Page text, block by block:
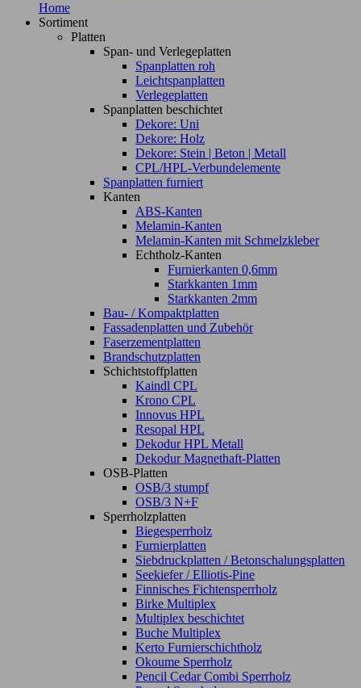
Home
Sortiment
Platten
Span- und Verlegeplatten
Spanplatten roh
Leichtspanplatten
Verlegeplatten
Spanplatten beschichtet
Dekore: Uni
Dekore: Holz
Dekore: Stein | Beton | Metall
CPL/HPL-Verbundelemente
Spanplatten furniert
Kanten
ABS-Kanten
Melamin-Kanten
Melamin-Kanten mit Schmelzkleber
Echtholz-Kanten
Furnierkanten 0,6mm
Starkkanten 1mm
Starkkanten 2mm
Bau- / Kompaktplatten
Fassadenplatten und Zubehör
Faserzementplatten
Brandschutzplatten
Schichtstoffplatten
Kaindl CPL
Krono CPL
Innovus HPL
Resopal HPL
Dekodur HPL Metall
Dekodur Magnethaft-Platten
OSB-Platten
OSB/3 stumpf
OSB/3 N+F
Sperrholzplatten
Biegesperrholz
Furnierplatten
Siebdruckplatten / Betonschalungsplatten
Seekiefer / Elliotis-Pine
Finnisches Fichtensperrholz
Birke Multiplex
Multiplex beschichtet
Buche Multiplex
Kerto Furnierschichtholz
Okoume Sperrholz
Pencil Cedar Combi Sperrholz